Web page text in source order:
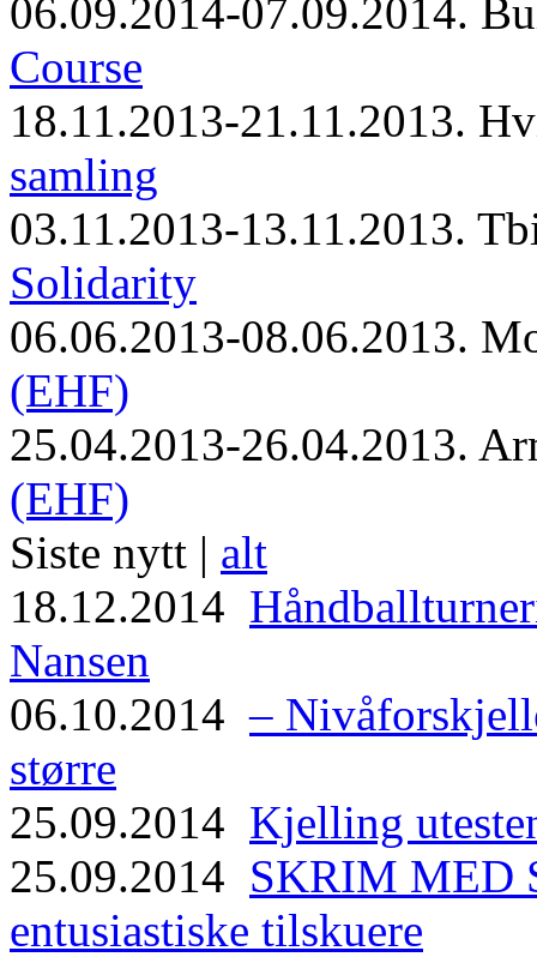
06.09.2014-07.09.2014.
Course
18.11.2013-21.11.2013.
samling
03.11.2013-13.11.2013.
Solidarity
06.06.2013-08.06.2013.
(EHF)
25.04.2013-26.04.2013.
(EHF)
Siste nytt | alt
18.12.2014
Nansen
06.10.2014–
større
25.09.2014 Kjelling
25.09.2014 SKRIM MED
entusiastiske tilskuere